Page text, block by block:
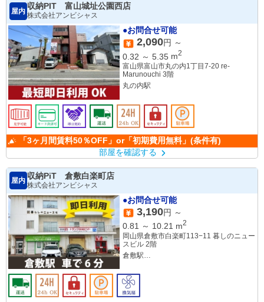
屋内
収納PIT 富山城址公園西店
株式会社アンビシャス
●お問合せ可能
2,090円 ～
0.32 ～ 5.35 m2
富山県富山市丸の内1丁目7-20 re-
Marunouchi 3階
丸の内駅
「3ヶ月間賃料50％OFF」or「初期費用無料」(条件有)
部屋を確認する
屋内
収納PiT 倉敷白楽町店
株式会社アンビシャス
●お問合せ可能
3,190円 ～
0.81
～ 10.21 m2
岡山県倉敷市白楽町113−11 暮しのニュー
スビル 2階
倉敷駅